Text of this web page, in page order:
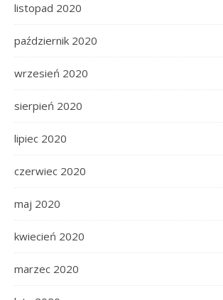
listopad 2020
październik 2020
wrzesień 2020
sierpień 2020
lipiec 2020
czerwiec 2020
maj 2020
kwiecień 2020
marzec 2020